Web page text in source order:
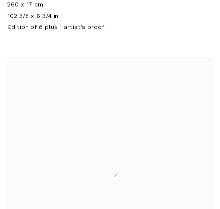
260 x 17 cm
102 3/8 x 6 3/4 in
Edition of 8 plus 1 artist's proof